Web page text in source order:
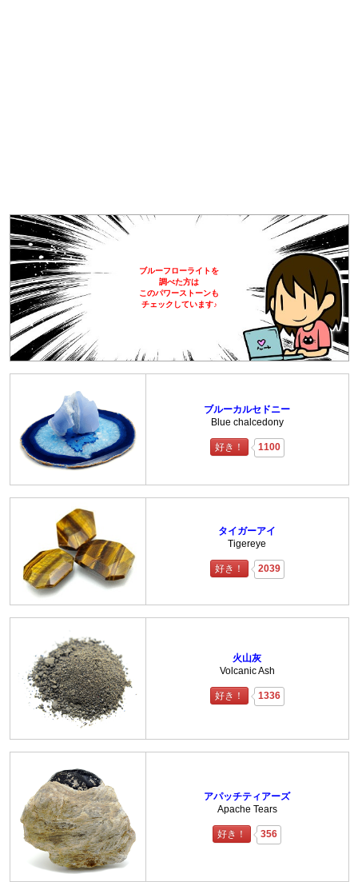
ブルーフローライトを
調べた方は
このパワーストーンも
チェックしています♪
ブルーカルセドニー
Blue chalcedony
好き！ 1100
タイガーアイ
Tigereye
好き！ 2039
火山灰
Volcanic Ash
好き！ 1336
アパッチティアーズ
Apache Tears
好き！ 356